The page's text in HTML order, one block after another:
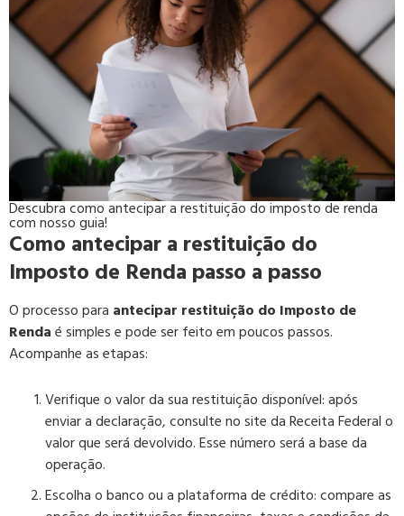
Descubracomo antecipar a restituição do imposto de renda
com nosso guia!
Como antecipar a restituição do
Imposto de Renda passo a passo
O processo para antecipar restituição do Imposto de
Rendaé simples e pode ser feito em poucos passos.
Acompanhe as etapas:
Verifique o valor da sua restituição disponível:após
enviar a declaração, consulte nosite da Receita Federalo
valor que será devolvido. Esse número será a base da
operação.
Escolha o banco ou a plataforma de crédito:compare as